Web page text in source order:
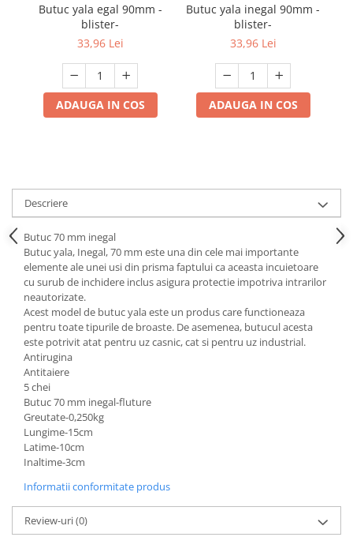
Butuc yala egal 90mm -
blister-
33,96 Lei
ADAUGA IN COS
Butuc yala inegal 90mm -
blister-
33,96 Lei
ADAUGA IN COS
Descriere
Butuc 70 mm inegal
Butuc yala, Inegal, 70 mm este una din cele mai importante
elemente ale unei usi din prisma faptului ca aceasta incuietoare
cu surub de inchidere inclus asigura protectie impotriva intrarilor
neautorizate.
Acest model de butuc yala este un produs care functioneaza
pentru toate tipurile de broaste. De asemenea, butucul acesta
este potrivit atat pentru uz casnic, cat si pentru uz industrial.
Antirugina
Antitaiere
5 chei
Butuc 70 mm inegal-fluture
Greutate-0,250kg
Lungime-15cm
Latime-10cm
Inaltime-3cm
Informatii conformitate produs
Review-uri(0)